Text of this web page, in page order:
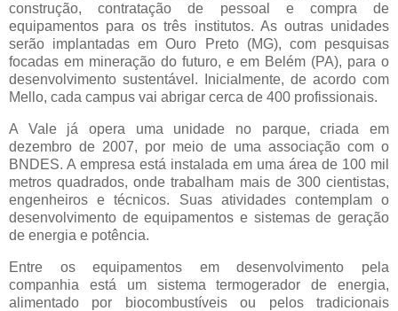
construção, contratação de pessoal e compra de
equipamentos para os três institutos. As outras unidades
serão implantadas em Ouro Preto (MG), com pesquisas
focadas em mineração do futuro, e em Belém (PA), para o
desenvolvimento sustentável. Inicialmente, de acordo com
Mello, cada campus vai abrigar cerca de 400 profissionais.
A Vale já opera uma unidade no parque, criada em
dezembro de 2007, por meio de uma associação com o
BNDES. A empresa está instalada em uma área de 100 mil
metros quadrados, onde trabalham mais de 300 cientistas,
engenheiros e técnicos. Suas atividades contemplam o
desenvolvimento de equipamentos e sistemas de geração
de energia e potência.
Entre os equipamentos em desenvolvimento pela
companhia está um sistema termogerador de energia,
alimentado por biocombustíveis ou pelos tradicionais